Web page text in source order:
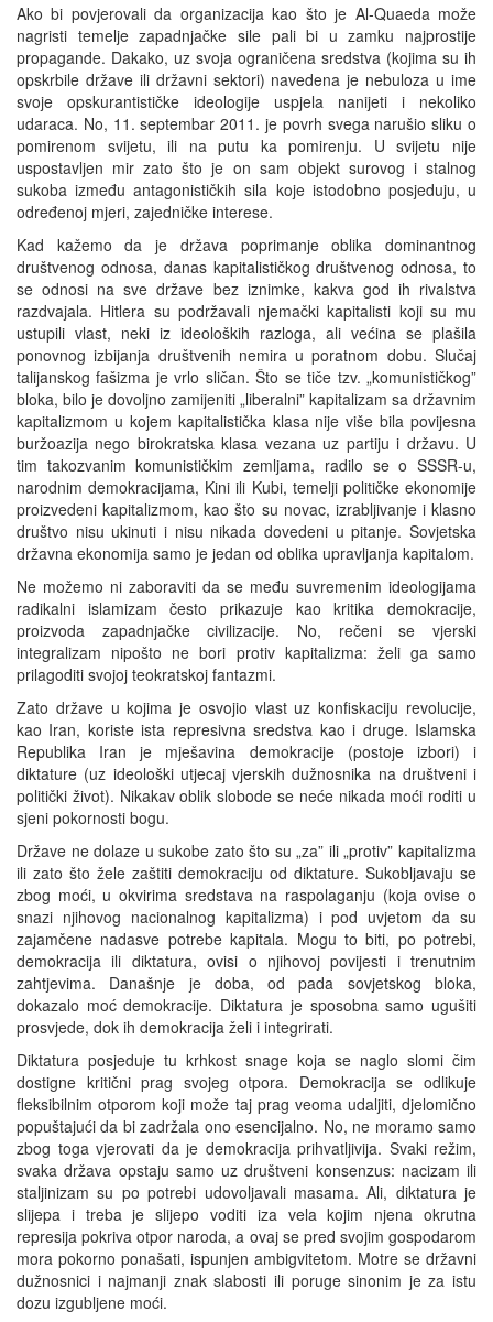
Ako bi povjerovali da organizacija kao što je Al-Quaeda može
nagristi temelje zapadnjačke sile pali bi u zamku najprostije
propagande. Dakako, uz svoja ograničena sredstva (kojima su ih
opskrbile države ili državni sektori) navedena je nebuloza u ime
svoje opskurantističke ideologije uspjela nanijeti i nekoliko
udaraca. No, 11. septembar 2011. je povrh svega narušio sliku o
pomirenom svijetu, ili na putu ka pomirenju. U svijetu nije
uspostavljen mir zato što je on sam objekt surovog i stalnog
sukoba između antagonističkih sila koje istodobno posjeduju, u
određenoj mjeri, zajedničke interese.
Kad kažemo da je država poprimanje oblika dominantnog
društvenog odnosa, danas kapitalističkog društvenog odnosa, to
se odnosi na sve države bez iznimke, kakva god ih rivalstva
razdvajala. Hitlera su podržavali njemački kapitalisti koji su mu
ustupili vlast, neki iz ideoloških razloga, ali većina se plašila
ponovnog izbijanja društvenih nemira u poratnom dobu. Slučaj
talijanskog fašizma je vrlo sličan. Što se tiče tzv. „komunističkog”
bloka, bilo je dovoljno zamijeniti „liberalni” kapitalizam sa državnim
kapitalizmom u kojem kapitalistička klasa nije više bila povijesna
buržoazija nego birokratska klasa vezana uz partiju i državu. U
tim takozvanim komunističkim zemljama, radilo se o SSSR-u,
narodnim demokracijama, Kini ili Kubi, temelji političke ekonomije
proizvedeni kapitalizmom, kao što su novac, izrabljivanje i klasno
društvo nisu ukinuti i nisu nikada dovedeni u pitanje. Sovjetska
državna ekonomija samo je jedan od oblika upravljanja kapitalom.
Ne možemo ni zaboraviti da se među suvremenim ideologijama
radikalni islamizam često prikazuje kao kritika demokracije,
proizvoda zapadnjačke civilizacije. No, rečeni se vjerski
integralizam nipošto ne bori protiv kapitalizma: želi ga samo
prilagoditi svojoj teokratskoj fantazmi.
Zato države u kojima je osvojio vlast uz konfiskaciju revolucije,
kao Iran, koriste ista represivna sredstva kao i druge. Islamska
Republika Iran je mješavina demokracije (postoje izbori) i
diktature (uz ideološki utjecaj vjerskih dužnosnika na društveni i
politički život). Nikakav oblik slobode se neće nikada moći roditi u
sjeni pokornosti bogu.
Države ne dolaze u sukobe zato što su „za” ili „protiv” kapitalizma
ili zato što žele zaštiti demokraciju od diktature. Sukobljavaju se
zbog moći, u okvirima sredstava na raspolaganju (koja ovise o
snazi njihovog nacionalnog kapitalizma) i pod uvjetom da su
zajamčene nadasve potrebe kapitala. Mogu to biti, po potrebi,
demokracija ili diktatura, ovisi o njihovoj povijesti i trenutnim
zahtjevima. Današnje je doba, od pada sovjetskog bloka,
dokazalo moć demokracije. Diktatura je sposobna samo ugušiti
prosvjede, dok ih demokracija želi i integrirati.
Diktatura posjeduje tu krhkost snage koja se naglo slomi čim
dostigne kritični prag svojeg otpora. Demokracija se odlikuje
fleksibilnim otporom koji može taj prag veoma udaljiti, djelomično
popuštajući da bi zadržala ono esencijalno. No, ne moramo samo
zbog toga vjerovati da je demokracija prihvatljivija. Svaki režim,
svaka država opstaju samo uz društveni konsenzus: nacizam ili
staljinizam su po potrebi udovoljavali masama. Ali, diktatura je
slijepa i treba je slijepo voditi iza vela kojim njena okrutna
represija pokriva otpor naroda, a ovaj se pred svojim gospodarom
mora pokorno ponašati, ispunjen ambigvitetom. Motre se državni
dužnosnici i najmanji znak slabosti ili poruge sinonim je za istu
dozu izgubljene moći.